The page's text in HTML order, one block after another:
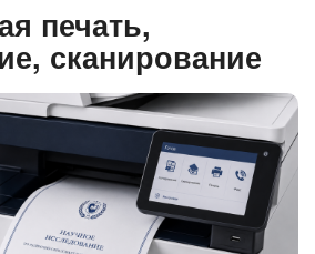
печать,
сканирование